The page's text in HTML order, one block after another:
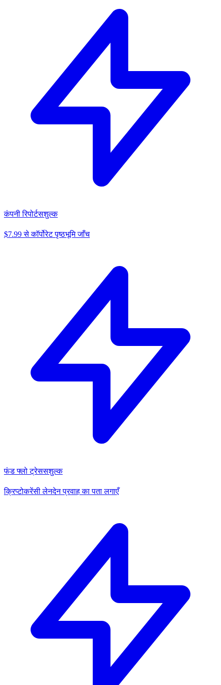
कंपनी रिपोर्टसशुल्क
$7.99 से कॉर्पोरेट पृष्ठभूमि जाँच
फंड फ्लो ट्रेससशुल्क
क्रिप्टोकरेंसी लेनदेन प्रवाह का पता लगाएँ